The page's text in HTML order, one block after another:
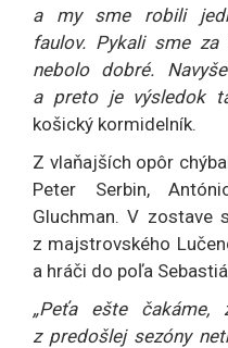
a my sme robili
faulov. Pykali sme
nebolo dobré.
a preto je výsledok
košický kormidelník.
Z vlaňajších opôr
Peter Serbin,
Gluchman. V zostave
z majstrovského
a hráči do poľa
„Peťa ešte
z predošlej sezóny